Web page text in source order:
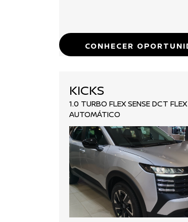
CONHECER
KICKS
1.0 TURBO FLEX SENSE DCT
AUTOMÁTICO